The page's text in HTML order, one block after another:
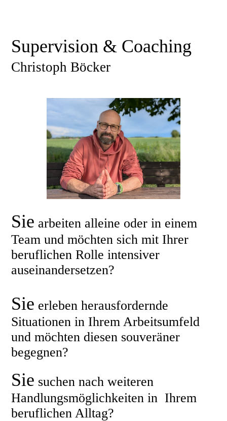
Supervision & Coaching
Christoph Böcker
Sie arbeiten alleine oder in einem
Team und möchten sich mit Ihrer
beruflichen Rolle intensiver
auseinandersetzen?
Sie erleben herausfordernde
Situationen in Ihrem Arbeitsumfeld
und möchten diesen souveräner
begegnen?
Sie suchen nach weiteren
Handlungsmöglichkeiten in Ihrem
beruflichen Alltag?